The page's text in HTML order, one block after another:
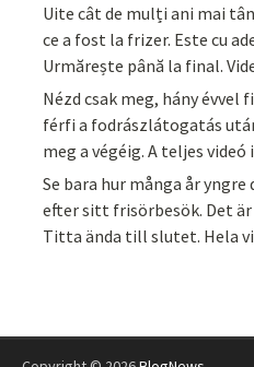
Uite cât de mulți ani mai
ce a fost la frizer. Este cu
Urmărește până la final.
Nézd csak meg, hány évvel
férfi a fodrászlátogatás
meg a végéig. A teljes
Se bara hur många år
efter sitt frisörbesök. Det
Titta ända till slutet. Hela